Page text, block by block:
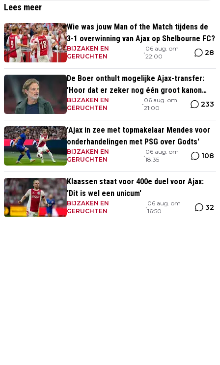
Lees meer
Wie was jouw Man of the Match tijdens de
3-1 overwinning van Ajax op Shelbourne FC?
BIJZAKEN EN
GERUCHTEN
•
06 aug. om
22:00
28
De Boer onthult mogelijke Ajax-transfer:
'Hoor dat er zeker nog één groot kanon
aankomt'
BIJZAKEN EN
GERUCHTEN
•
06 aug. om
21:00
233
'Ajax in zee met topmakelaar Mendes voor
onderhandelingen met PSG over Godts'
BIJZAKEN EN
GERUCHTEN
•
06 aug. om
18:35
108
Klaassen staat voor 400e duel voor Ajax:
'Dit is wel een unicum'
BIJZAKEN EN
GERUCHTEN
•
06 aug. om
16:50
32